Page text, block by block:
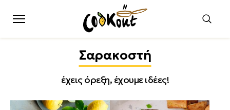
Σαρακοστή
έχεις όρεξη, έχουμε ιδέες!